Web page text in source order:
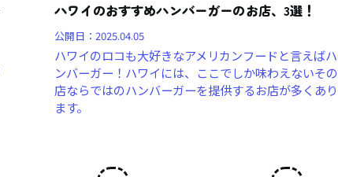
ハワイのおすすめハンバーガーのお店、3選！
公開日：2025.04.05
ハワイのロコも大好きなアメリカンフードと言えばハ
ンバーガー！ハワイには、ここでしか味わえないその
店ならではのハンバーガーを提供するお店が多くあり
ます。